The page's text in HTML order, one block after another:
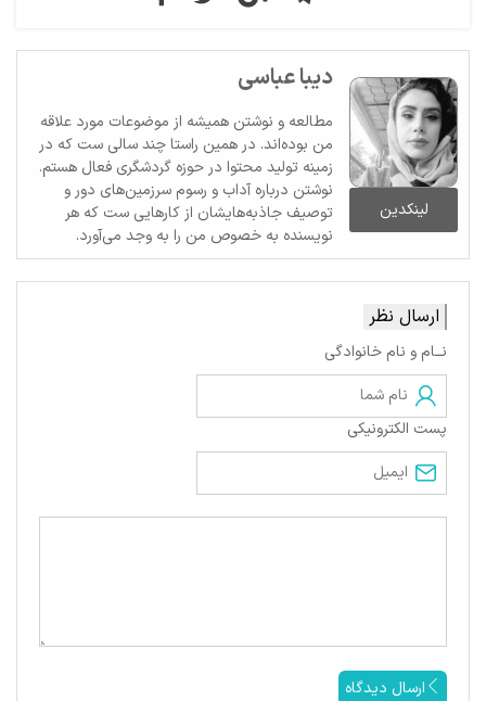
لینکدین
دیبا عباسی
مطالعه و نوشتن همیشه از موضوعات مورد علاقه
من بوده‌اند. در همین راستا چند سالی ست که در
زمینه تولید محتوا در حوزه گردشگری فعال هستم.
نوشتن درباره آداب و رسوم سرزمین‌های دور و
توصیف جاذبه‌هایشان از کارهایی ست که هر
نویسنده به خصوص من را به وجد می‌آورد.
ارسال نظر
نــام و نام خانوادگی
پست الکترونیکی
ارسال دیدگاه